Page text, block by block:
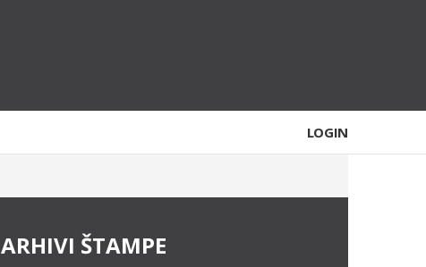
LOGIN
ARHIVI ŠTAMPE